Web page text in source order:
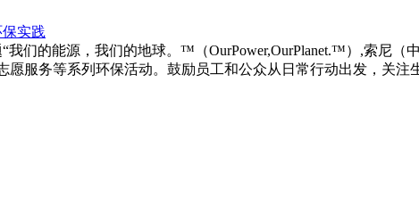
实践
我们的能源，我们的地球。™（OurPower,OurPlanet.™）,索尼
愿服务等系列环保活动。鼓励员工和公众从日常行动出发，关注